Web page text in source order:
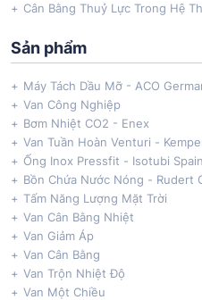
Cân Bằng Thuỷ Lực Trong Hệ
Sản phẩm
Máy Tách Dầu Mỡ - ACO
Van Công Nghiệp
Bơm Nhiệt CO2 - Enex
Van Tuần Hoàn Venturi -
Ống Inox Pressfit - Isotubi Spain
Bồn Chứa Nước Nóng - Rudert
Tấm Năng Lượng Mặt Trời
Van Cân Bằng Nhiệt
Van Giảm Áp
Van Cân Bằng
Van Trộn Nhiệt Độ
Van Một Chiều